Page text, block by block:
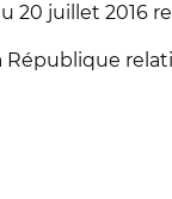
20 juillet 2016